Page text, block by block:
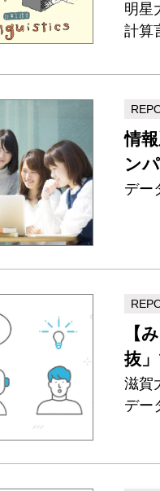
明星
計算
情
ン
デー
【
抜
滋賀
デー